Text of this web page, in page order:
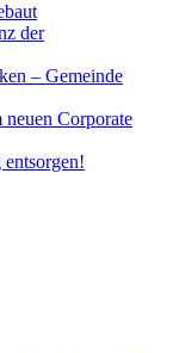
der
– Gemeinde
neuen Corporate